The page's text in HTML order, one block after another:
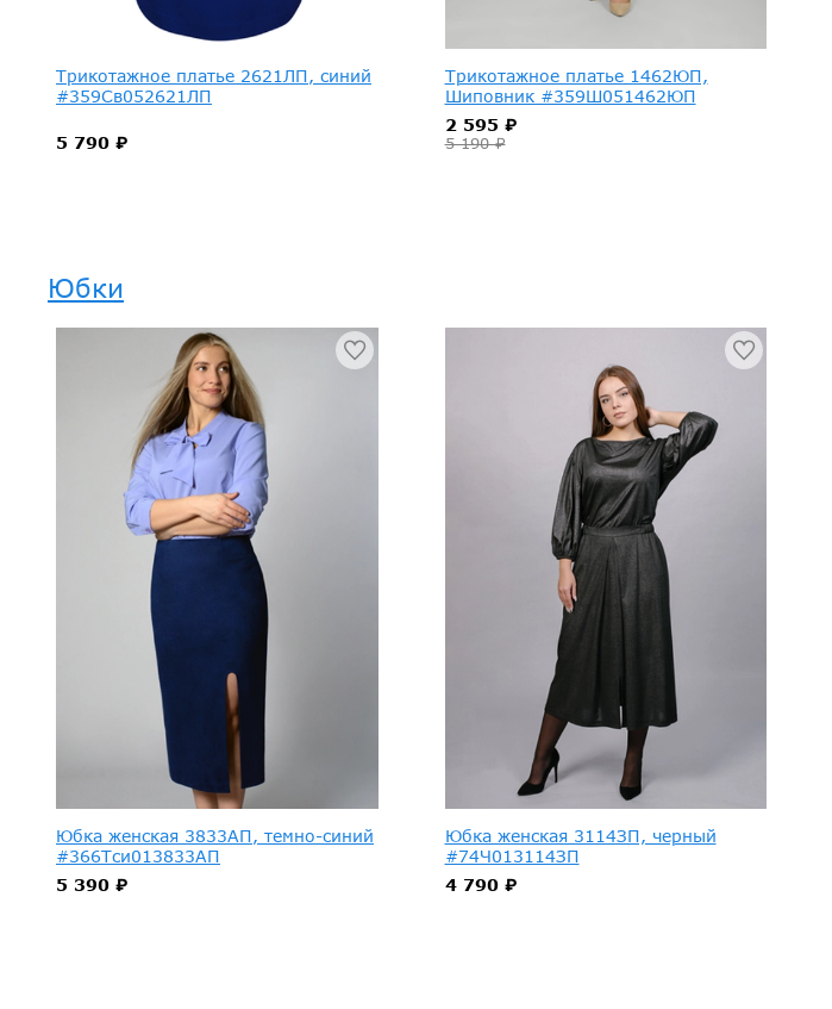
Трикотажное платье 2621ЛП, синий
#359Св052621ЛП
5 790 ₽
Трикотажное платье 1462ЮП,
Шиповник #359Ш051462ЮП
2 595 ₽
5 190 ₽
Юбки
Юбка женская 3833АП, темно-синий
#366Тси013833АП
5 390 ₽
Юбка женская 3114ЗП, черный
#74Ч013114ЗП
4 790 ₽